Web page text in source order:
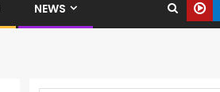
NEWS